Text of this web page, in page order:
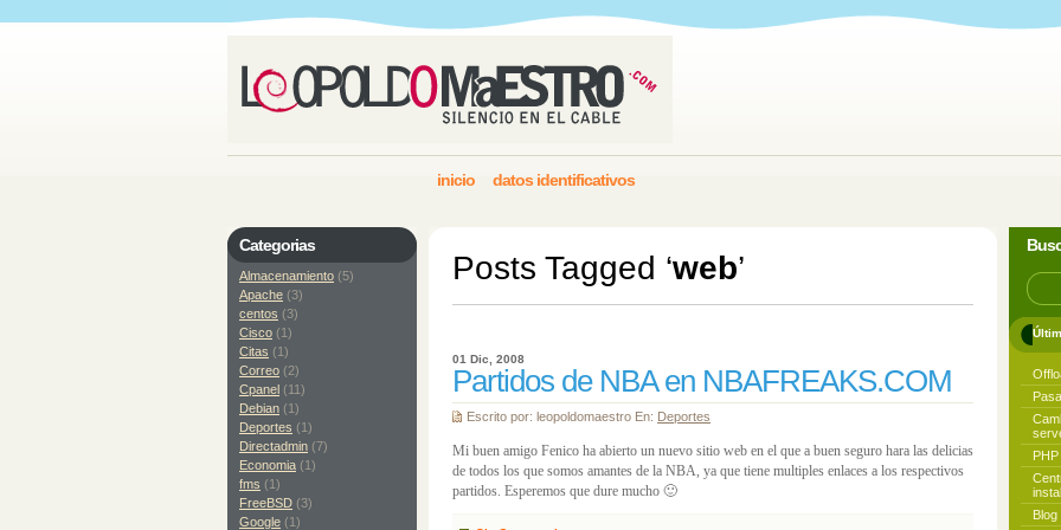
inicio datos identificativos
Posts Tagged ‘web’
01 Dic, 2008
Partidos de NBA en NBAFREAKS.COM
Escrito por: leopoldomaestro En: Deportes
Mi buen amigo Fenico ha abierto un nuevo sitio web en el que a buen seguro hara las delicias
de todos los que somos amantes de la NBA, ya que tiene multiples enlaces a los respectivos
partidos. Esperemos que dure mucho 🙂
Categorias
Almacenamiento (5)
Apache (3)
centos (3)
Cisco (1)
Citas (1)
Correo (2)
Cpanel (11)
Debian (1)
Deportes (1)
Directadmin (7)
Economia (1)
fms (1)
FreeBSD (3)
Google (1)